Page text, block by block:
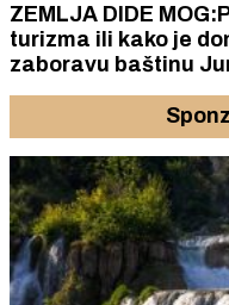
ZEMLJA DIDE
turizma ili kako je don Stipe Perkov oteo
zaboravu baštinu